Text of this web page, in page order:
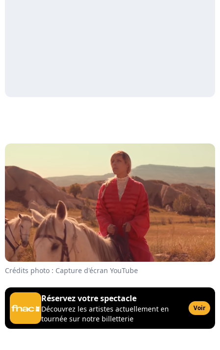
Crédits photo : Capture d'écran YouTube
Réservez votre spectacle
Découvrez les artistes actuellement en
tournée sur notre billetterie
Voir